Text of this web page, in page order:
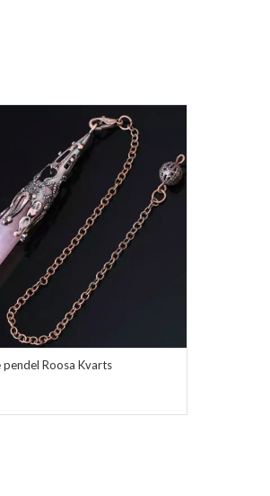
ADD TO CART
Roosa Kvarts